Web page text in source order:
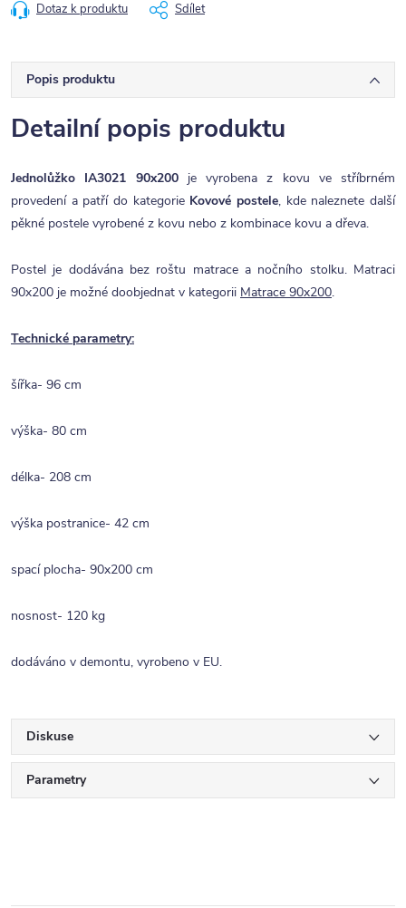
Dotaz k produktu Sdílet
Popis produktu
Detailní popis produktu
Jednolůžko IA3021 90x200je vyrobena z kovu ve stříbrném
provedení a patří do kategorie Kovové postele, kde naleznete další
pěkné postele vyrobené z kovu nebo z kombinace kovu a dřeva.
Postel je dodávána bez roštu matrace a nočního stolku. Matraci
90x200 je možné doobjednat v kategorii Matrace 90x200.
Technické parametry:
šířka- 96 cm
výška- 80 cm
délka- 208 cm
výška postranice- 42 cm
spací plocha- 90x200 cm
nosnost- 120 kg
dodáváno v demontu, vyrobeno v EU.
Diskuse
Parametry